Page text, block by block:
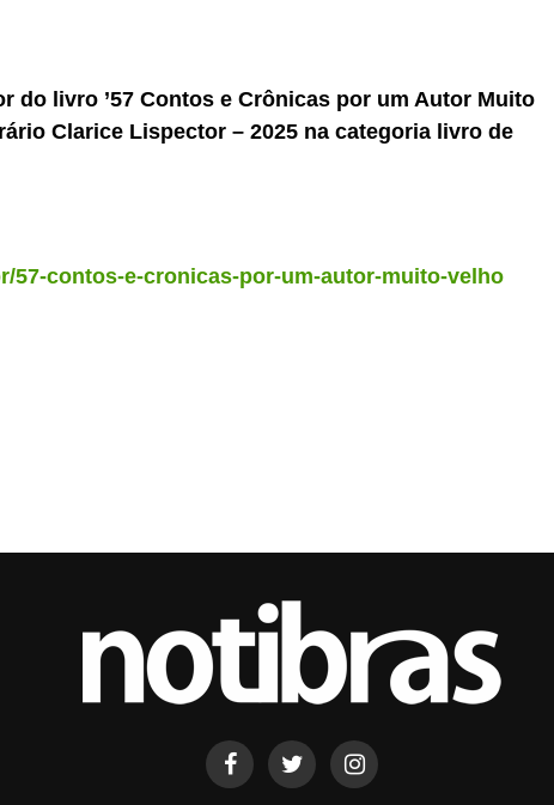
do livro ’57 Contos e Crônicas por um Autor Muito
Clarice Lispector – 2025 na categoria livro de
57-contos-e-cronicas-por-um-autor-muito-velho